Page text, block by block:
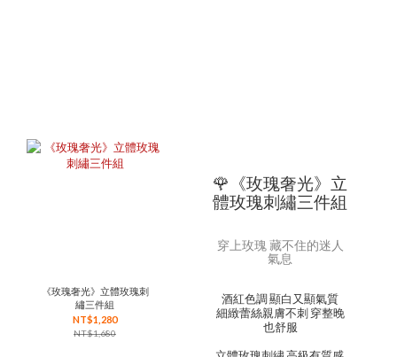
《玫瑰奢光》立體玫瑰刺
繡三件組
NT$1,280
NT$1,680
🌹《玫瑰奢光》立
體玫瑰刺繡三件組
穿上玫瑰 藏不住的迷人
氣息
酒紅色調 顯白又顯氣質
細緻蕾絲親膚不刺 穿整晚
也舒服